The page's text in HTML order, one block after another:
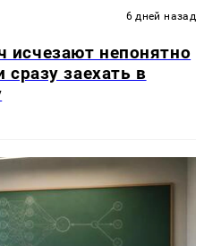
6 дней назад
исчезают непонятно
сразу заехать в